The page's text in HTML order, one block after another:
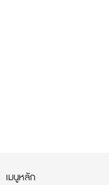
เมนูหลัก